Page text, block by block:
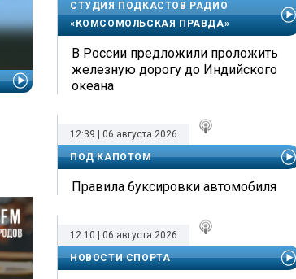
СТУДИЯ ПОДКАСТОВ РАДИО
«КОМСОМОЛЬСКАЯ ПРАВДА»
В России предложили проложить
железную дорогу до Индийского
океана
12:39 | 06 августа 2026
ПОД КАПОТОМ
Правила буксировки автомобиля
12:10 | 06 августа 2026
НОВОСТИ СПОРТА